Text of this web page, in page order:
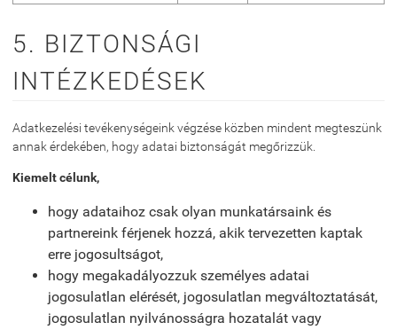
5. BIZTONSÁGI
INTÉZKEDÉSEK
Adatkezelési tevékenységeink végzése közben mindent megteszünk
annak érdekében, hogy adatai biztonságát megőrizzük.
Kiemelt célunk,
hogy adataihoz csak olyan munkatársaink és
partnereink férjenek hozzá, akik tervezetten kaptak
erre jogosultságot,
hogy megakadályozzuk személyes adatai
jogosulatlan elérését, jogosulatlan megváltoztatását,
jogosulatlan nyilvánosságra hozatalát vagy